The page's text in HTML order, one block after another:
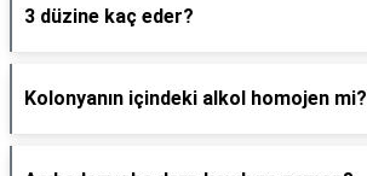
3 düzine kaç eder?
Kolonyanın içindeki alkol homojen mi?